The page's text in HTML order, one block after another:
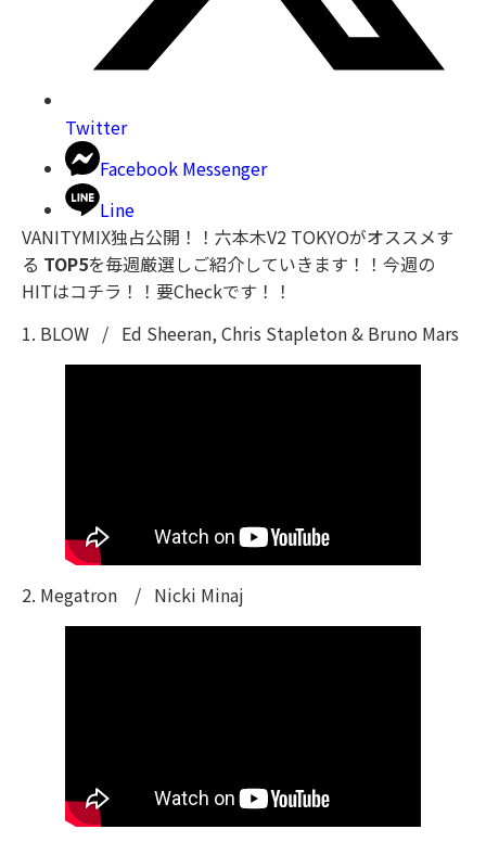
Twitter
Facebook Messenger
Line
VANITYMIX独占公開！！六本木V2 TOKYOがオススメす
る TOP5を毎週厳選しご紹介していきます！！今週の
HITはコチラ！！要Checkです！！
1. BLOW / Ed Sheeran, Chris Stapleton & Bruno Mars
2. Megatron / Nicki Minaj